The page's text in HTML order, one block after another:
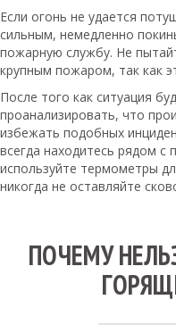
Если огонь не удается
сильным, немедленно
пожарную службу. Не
крупным пожаром, так как
После того как ситуация
проанализировать, что
избежать подобных
всегда находитесь рядом с
используйте термометры
никогда не оставляйте
ПОЧЕМУ